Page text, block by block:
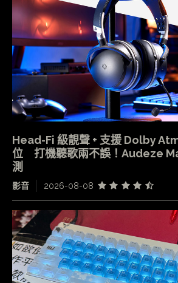
Head-Fi 級靚聲 + 支援 Dolby
位 打機聽歌兩不誤！Audeze
測
影音 2026-08-08